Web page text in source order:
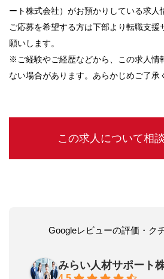
ート株式会社）がお預かりしている求人
ご応募を希望する方は下部より転職支援
願いします。
※ご経験やご経歴などから、この求人情
ない場合があります。あらかじめご了承
この求人について相
Googleレビューの評価・ク
みらい人材サポート